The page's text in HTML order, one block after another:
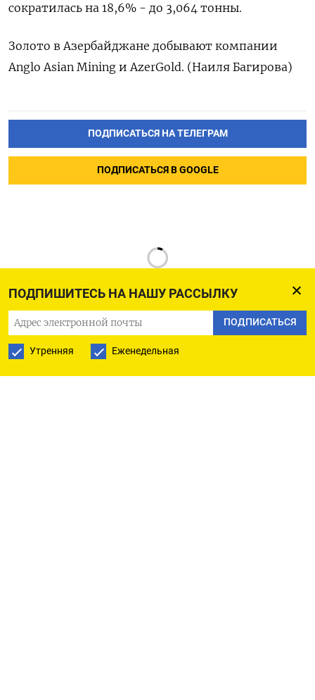
ПОДПИШИТЕСЬ НА НАШУ РАССЫЛКУ
ПОДПИСАТЬСЯ
Утренняя Еженедельная
сократилась на 18,6% - до 3,064 тонны.
Золото в Азербайджане добывают компании
Anglo Asian Mining и AzerGold. (Наиля Багирова)
ПОДПИСАТЬСЯ НА ТЕЛЕГРАМ
ПОДПИСАТЬСЯ В GOOGLE
ПОДПИШИТЕСЬ НА НАШУ РАССЫЛКУ